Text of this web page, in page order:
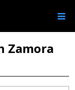
Zamora